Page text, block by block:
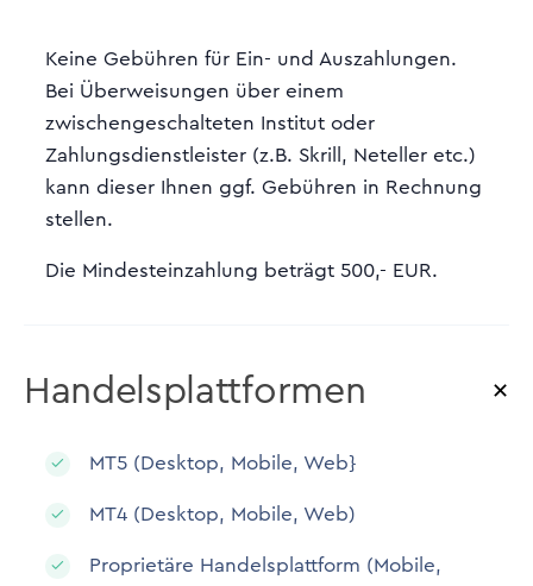
Keine Gebühren für Ein- und Auszahlungen.
Bei Überweisungen über einem
zwischengeschalteten Institut oder
Zahlungsdienstleister (z.B. Skrill, Neteller etc.)
kann dieser Ihnen ggf. Gebühren in Rechnung
stellen.
Die Mindesteinzahlung beträgt 500,- EUR.
Handelsplattformen
MT5 (Desktop, Mobile, Web}
MT4 (Desktop, Mobile, Web)
Proprietäre Handelsplattform (Mobile,